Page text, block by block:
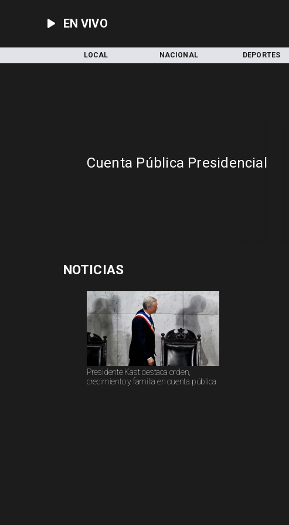
EN VIVO
LOCAL NACIONAL DEPORTES
Cuenta Pública Presidencial
NOTICIAS
Presidente Kast destaca orden,
crecimiento y familia en cuenta pública